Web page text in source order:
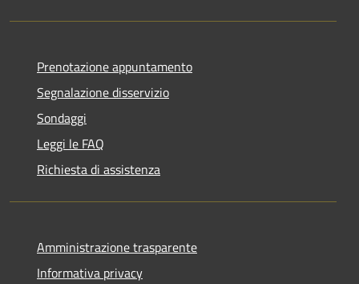
Prenotazione appuntamento
Segnalazione disservizio
Sondaggi
Leggi le FAQ
Richiesta di assistenza
Amministrazione trasparente
Informativa privacy